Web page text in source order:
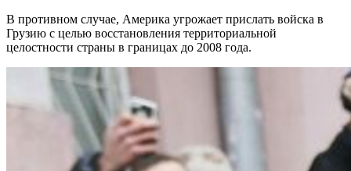
В противном случае, Америка угрожает прислать войска в
Грузию с целью восстановления территориальной
целостности страны в границах до 2008 года.